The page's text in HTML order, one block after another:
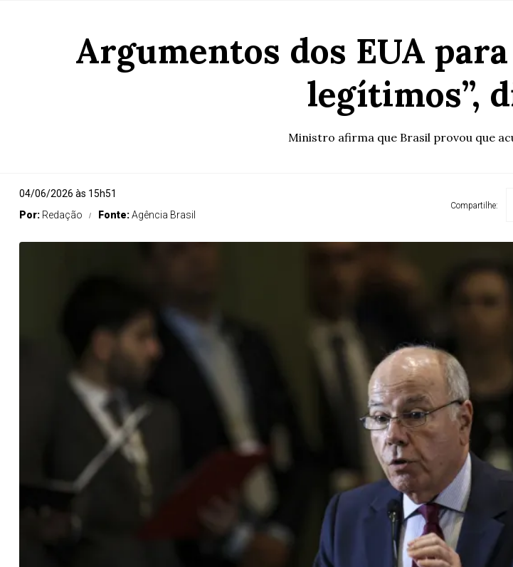
Argumentos dos EUA
legítimos”,
Ministro afirma que Brasil provou que
04/06/2026 às 15h51
Por: Redação Fonte:Agência Brasil
Compartilhe: